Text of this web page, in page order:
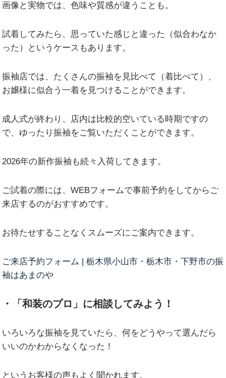
画像と実物では、色味や質感が違うことも。
試着してみたら、思っていた感じと違った（似合わなか
った）というケースもあります。
振袖店では、たくさんの振袖を見比べて（着比べて）、
お嬢様に似合う一着を見つけることができます。
成人式が終わり、店内は比較的空いている時期ですの
で、ゆったり振袖をご覧いただくことができます。
2026年の新作振袖も続々入荷してきます。
ご試着の際には、WEBフォームで事前予約をしてからご
来店するのがおすすめです。
お待たせすることなくスムーズにご案内できます。
ご来店予約フォーム | 栃木県小山市・栃木市・下野市の振
袖はあまのや
・「和装のプロ」に相談してみよう！
いろいろな振袖を見ていたら、何をどうやって選んだら
いいのかわからなくなった！
というお客様の声もよく聞かれます。